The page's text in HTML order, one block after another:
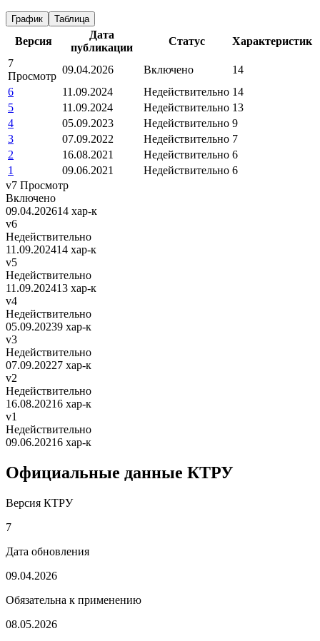
График Таблица
Версия
Дата
публикации
Статус
Характеристик
7
Просмотр
09.04.2026 Включено
14
6
11.09.2024 Недействительно 14
5
11.09.2024 Недействительно 13
4
05.09.2023 Недействительно 9
3
07.09.2022 Недействительно 7
2
16.08.2021 Недействительно 6
1
09.06.2021 Недействительно 6
v7 Просмотр
Включено
09.04.202614 хар-к
v6
Недействительно
11.09.202414 хар-к
v5
Недействительно
11.09.202413 хар-к
v4
Недействительно
05.09.20239 хар-к
v3
Недействительно
07.09.20227 хар-к
v2
Недействительно
16.08.20216 хар-к
v1
Недействительно
09.06.20216 хар-к
Официальные данные КТРУ
Версия КТРУ
7
Дата обновления
09.04.2026
Обязательна к применению
08.05.2026